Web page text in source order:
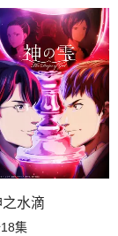
水滴
集